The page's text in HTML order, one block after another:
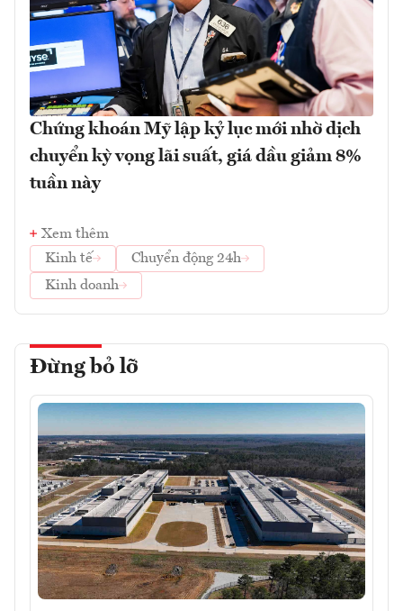
Chứng khoán Mỹ lập kỷ lục mới nhờ dịch
chuyển kỳ vọng lãi suất, giá dầu giảm 8%
tuần này
Xem thêm
Kinh tế
Chuyển động 24h
Kinh doanh
Đừng bỏ lỡ